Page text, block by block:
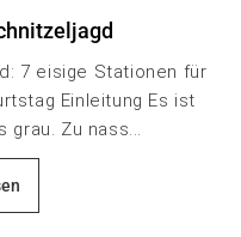
7 eisige Stationen für
Einleitung Es ist
grau. Zu nass...